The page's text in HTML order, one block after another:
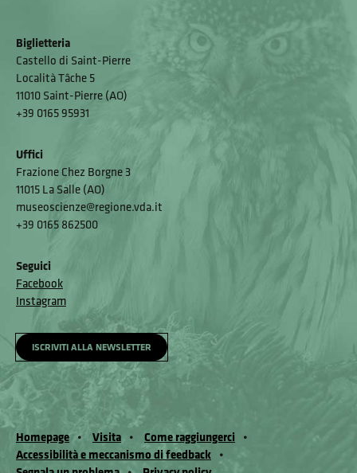
Biglietteria
Castello di Saint-Pierre
Località Tâche 5
11010 Saint-Pierre (AO)
+39 0165 95931
Uffici
Frazione Chez Borgne 3
11015 La Salle (AO)
museoscienze@regione.vda.it
+39 0165 862500
Seguici
Facebook
Instagram
ISCRIVITI ALLA NEWSLETTER
Homepage Visita
Come raggiungerci
Accessibilità e meccanismo di feedback